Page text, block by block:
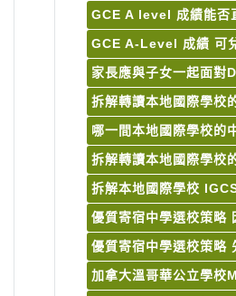
GCE A level 成績能否
GCE A-Level 成績 可
家長應與子女一起面對
拆解轉讀本地國際學校
哪一間本地國際學校的
拆解轉讀本地國際學校
拆解本地國際學校
優質寄宿中學選校策略
優質寄宿中學選校策略
加拿大溫哥華公立學